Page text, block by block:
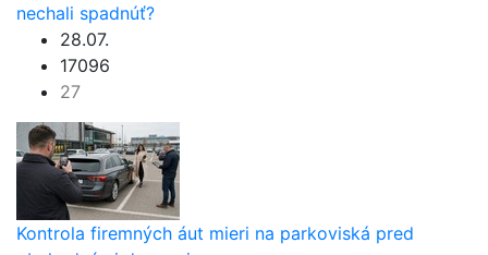
nechali spadnúť?
28.07.
17096
27
Kontrola firemných áut mieri na parkoviská pred